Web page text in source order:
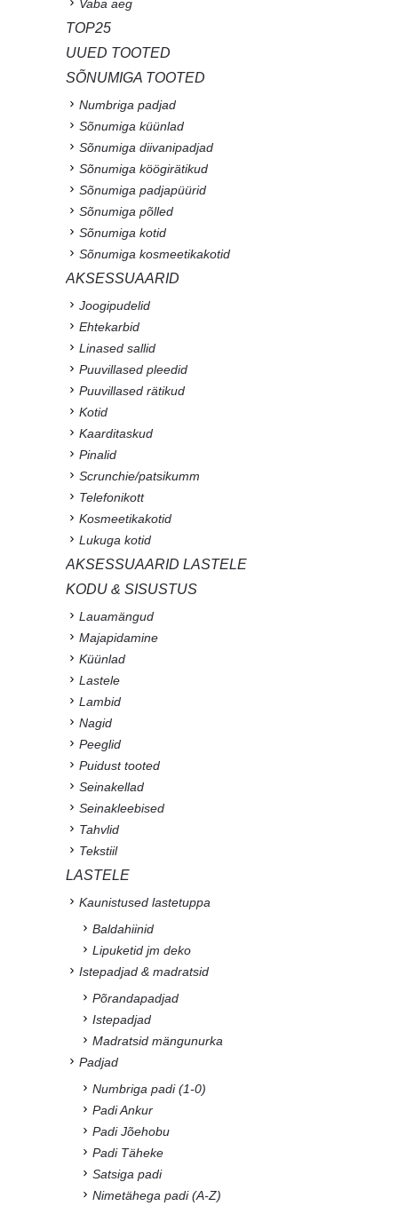
Vaba aeg
TOP25
UUED TOOTED
SÕNUMIGA TOOTED
Numbriga padjad
Sõnumiga küünlad
Sõnumiga diivanipadjad
Sõnumiga köögirätikud
Sõnumiga padjapüürid
Sõnumiga põlled
Sõnumiga kotid
Sõnumiga kosmeetikakotid
AKSESSUAARID
Joogipudelid
Ehtekarbid
Linased sallid
Puuvillased pleedid
Puuvillased rätikud
Kotid
Kaarditaskud
Pinalid
Scrunchie/patsikumm
Telefonikott
Kosmeetikakotid
Lukuga kotid
AKSESSUAARID LASTELE
KODU & SISUSTUS
Lauamängud
Majapidamine
Küünlad
Lastele
Lambid
Nagid
Peeglid
Puidust tooted
Seinakellad
Seinakleebised
Tahvlid
Tekstiil
LASTELE
Kaunistused lastetuppa
Baldahiinid
Lipuketid jm deko
Istepadjad & madratsid
Põrandapadjad
Istepadjad
Madratsid mängunurka
Padjad
Numbriga padi (1-0)
Padi Ankur
Padi Jõehobu
Padi Täheke
Satsiga padi
Nimetähega padi (A-Z)